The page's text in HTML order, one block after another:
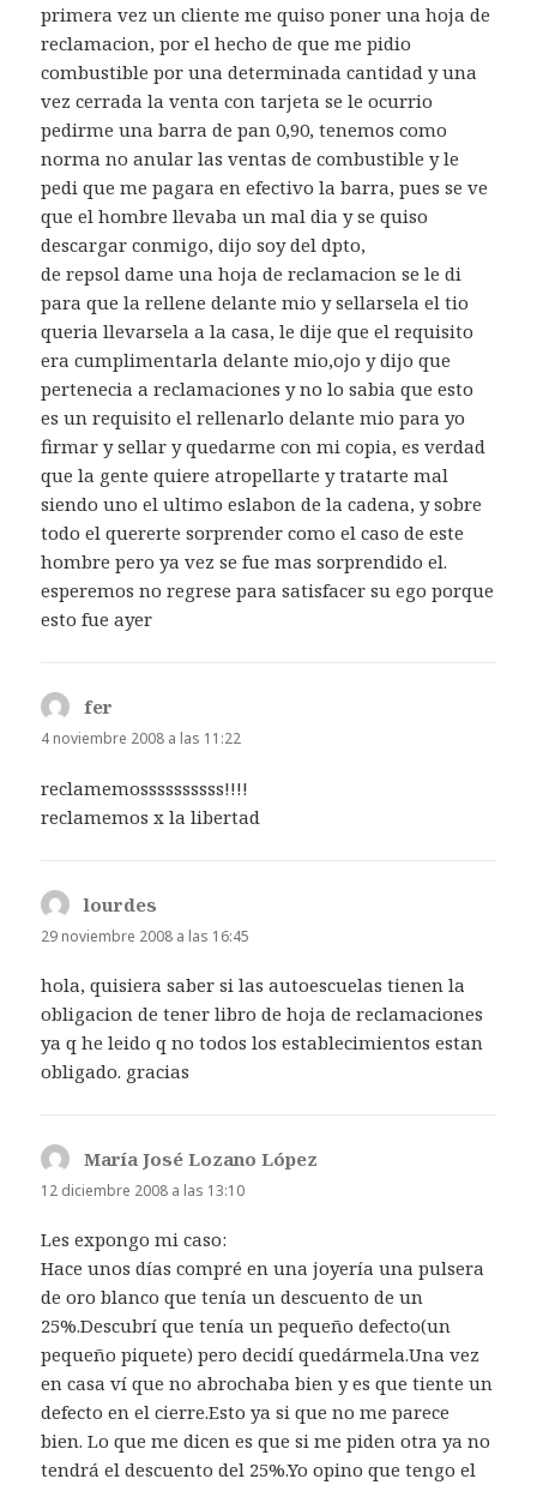
primera vez un cliente me quiso poner una hoja de
reclamacion, por el hecho de que me pidio
combustible por una determinada cantidad y una
vez cerrada la venta con tarjeta se le ocurrio
pedirme una barra de pan 0,90, tenemos como
norma no anular las ventas de combustible y le
pedi que me pagara en efectivo la barra, pues se ve
que el hombre llevaba un mal dia y se quiso
descargar conmigo, dijo soy del dpto,
de repsol dame una hoja de reclamacion se le di
para que la rellene delante mio y sellarsela el tio
queria llevarsela a la casa, le dije que el requisito
era cumplimentarla delante mio,ojo y dijo que
pertenecia a reclamaciones y no lo sabia que esto
es un requisito el rellenarlo delante mio para yo
firmar y sellar y quedarme con mi copia, es verdad
que la gente quiere atropellarte y tratarte mal
siendo uno el ultimo eslabon de la cadena, y sobre
todo el quererte sorprender como el caso de este
hombre pero ya vez se fue mas sorprendido el.
esperemos no regrese para satisfacer su ego porque
esto fue ayer
fer
4 noviembre 2008 a las 11:22
reclamemossssssssss!!!!
reclamemos x la libertad
lourdes
29 noviembre 2008 a las 16:45
hola, quisiera saber si las autoescuelas tienen la
obligacion de tener libro de hoja de reclamaciones
ya q he leido q no todos los establecimientos estan
obligado. gracias
María José Lozano López
12 diciembre 2008 a las 13:10
Les expongo mi caso:
Hace unos días compré en una joyería una pulsera
de oro blanco que tenía un descuento de un
25%.Descubrí que tenía un pequeño defecto(un
pequeño piquete) pero decidí quedármela.Una vez
en casa ví que no abrochaba bien y es que tiente un
defecto en el cierre.Esto ya si que no me parece
bien. Lo que me dicen es que si me piden otra ya no
tendrá el descuento del 25%.Yo opino que tengo el